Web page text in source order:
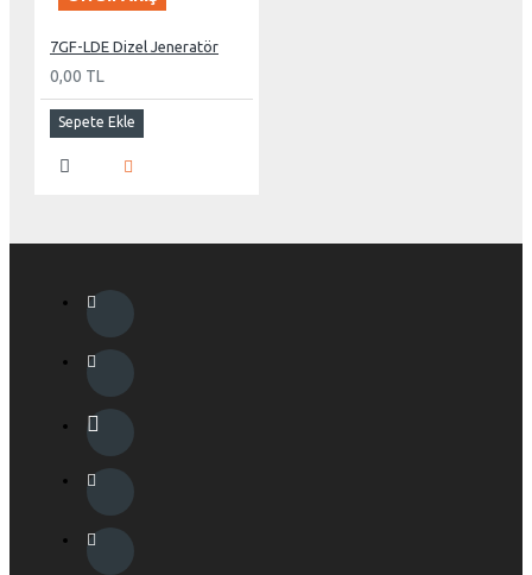
7GF-LDE Dizel Jeneratör
0,00 TL
Sepete Ekle